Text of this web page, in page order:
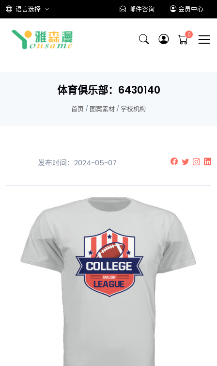
语言选择 邮件咨询 会员中心
体育俱乐部：6430140
首页 / 图案素材 / 学校机构
发布时间：2024-05-07